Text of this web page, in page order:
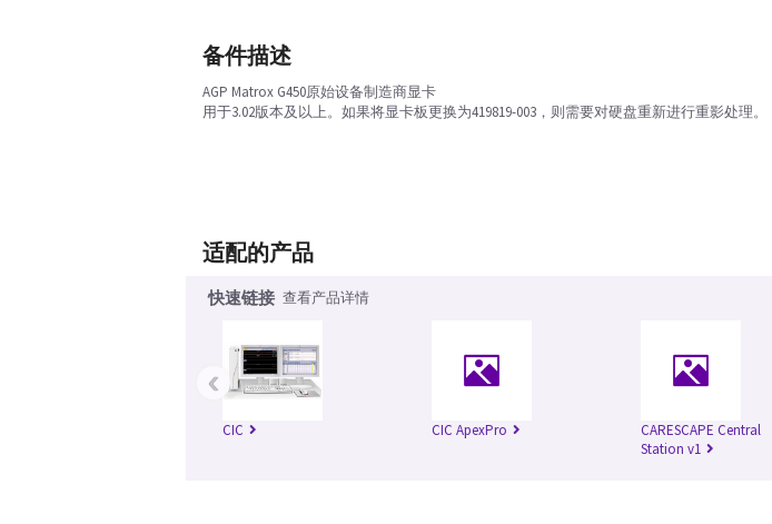
备件描述
AGP Matrox G450原始设备制造商显卡
用于3.02版本及以上。如果将显卡板更换为419819-003，则需要对硬盘重新进行重影处理。
适配的产品
快速链接 查看产品详情
CIC CIC ApexPro
CARESCAPE Central
Station v1
‹